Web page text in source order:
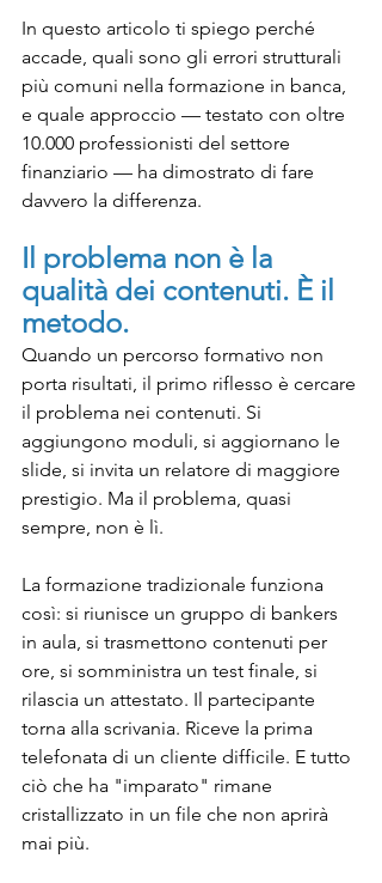
In questo articolo ti spiego perché
accade, quali sono gli errori strutturali
più comuni nella formazione in banca,
e quale approccio — testato con oltre
10.000 professionisti del settore
finanziario — ha dimostrato di fare
davvero la differenza.
Il problema non è la
qualità dei contenuti. È il
metodo.
Quando un percorso formativo non
porta risultati, il primo riflesso è cercare
il problema nei contenuti. Si
aggiungono moduli, si aggiornano le
slide, si invita un relatore di maggiore
prestigio. Ma il problema, quasi
sempre, non è lì.
La formazione tradizionale funziona
così: si riunisce un gruppo di bankers
in aula, si trasmettono contenuti per
ore, si somministra un test finale, si
rilascia un attestato. Il partecipante
torna alla scrivania. Riceve la prima
telefonata di un cliente difficile. E tutto
ciò che ha "imparato" rimane
cristallizzato in un file che non aprirà
mai più.